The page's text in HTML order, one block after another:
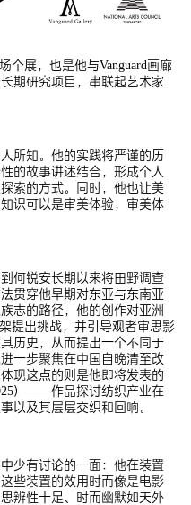
个展，也是他与Vanguard画廊
期研究项目，串联起艺术家
所知。他的实践将严谨的历
的故事讲述结合，形成个人
索的方式。同时，他也让美
识可以是审美体验，审美体
何锐安长期以来将田野调查
贯穿他早期对东亚与东南亚
志的路径，他的创作对亚洲
提出挑战，并引导观者审思影
历史，从而提出一个不同于
一步聚焦在中国自晚清至改
现这点的则是他即将发表的
）——作品探讨纺织产业在
以及其层层交织和回响。
少有讨论的一面：他在装置
些装置的效用时而像是电影
辨性十足、时而幽默如天外